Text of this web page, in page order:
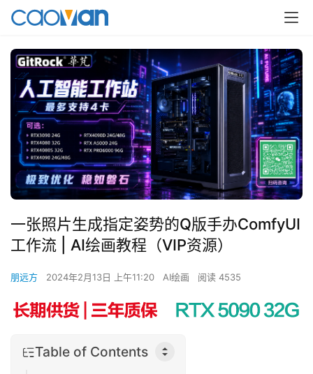
一张照片生成指定姿势的Q版手办ComfyUI
工作流 | AI绘画教程（VIP资源）
朋远方 2024年2月13日 上午11:20 AI绘画 阅读 4535
Table of Contents